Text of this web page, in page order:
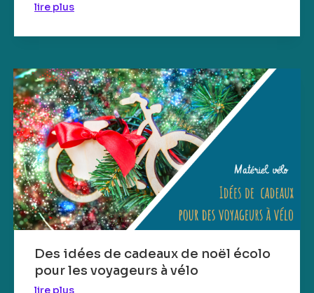
lire plus
Des idées de cadeaux de noël écolo
pour les voyageurs à vélo
lire plus